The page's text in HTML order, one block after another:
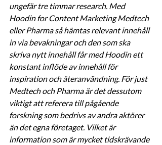
ungefär tre timmar research. Med
Hoodin for Content Marketing Medtech
eller Pharma så hämtas relevant innehåll
in via bevakningar och den som ska
skriva nytt innehåll får med Hoodin ett
konstant inflöde av innehåll för
inspiration och återanvändning. För just
Medtech och Pharma är det dessutom
viktigt att referera till pågående
forskning som bedrivs av andra aktörer
än det egna företaget. Vilket är
information som är mycket tidskrävande